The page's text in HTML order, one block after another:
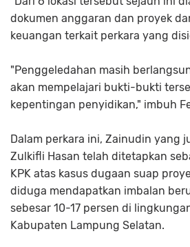
dokumen anggaran dan proyek
keuangan terkait perkara yang
"Penggeledahan masih
akan mempelajari bukti-bukti
kepentingan penyidikan," imbuh
Dalam perkara ini, Zainudin yang
Zulkifli Hasan telah ditetapkan
KPK atas kasus dugaan suap
diduga mendapatkan imbalan
sebesar 10-17 persen di
Kabupaten Lampung Selatan.